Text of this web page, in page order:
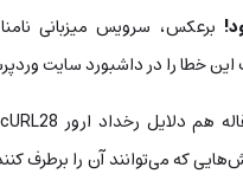
برعکس، سرویس میزبانی
خطا را در داشبورد سایت
که می‌توانند آن را برطرف